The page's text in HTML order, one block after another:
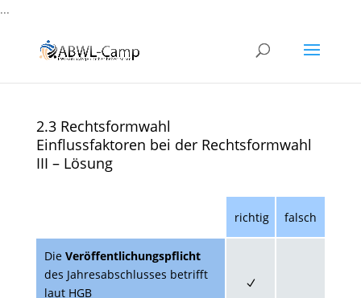
...
2.3 Rechtsformwahl
Einflussfaktoren bei der Rechtsformwahl
III – Lösung
richtig falsch
Die Veröffentlichungspflicht
des Jahresabschlusses betrifft
laut HGB